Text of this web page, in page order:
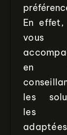
En effet,
vous
en
les
les